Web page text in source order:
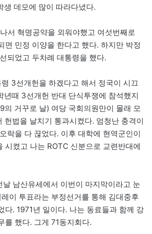
생 데모에 많이 따라다녔다.
서 혁명공약을 외워야했고 여섯번째로
면 민정 이양을 한다고 했다. 하지만 박정
되었고 두차례 대통령을 했다.
3선개헌을 하겠다고 해서 정국이 시끄
년때 3선개헌 반대 단식투쟁에 참석했지
의 거꾸로 날) 여당 국회의원만이 몰래 모
헌법을 날치기 통과시켰다. 엄청난 충격이
락을 다 끊었다. 이후 대학에 현역군인이
시켰고 나는 ROTC 신분으로 교련반대에
남산유세에서 이번이 마지막이라고 눈
이 투표라는 부정선거를 통해 김대중후
다. 1971년 일이다. 나는 동료들과 함께 강
를 했다. 그게 71동지회다.